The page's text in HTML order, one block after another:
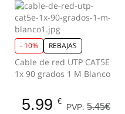
- 10% REBAJAS
Cable de red UTP CAT5E
1x 90 grados 1 M Blanco
5.99 €
PVP: 5.45€